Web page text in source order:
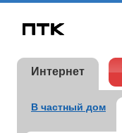
Интернет
В частный дом